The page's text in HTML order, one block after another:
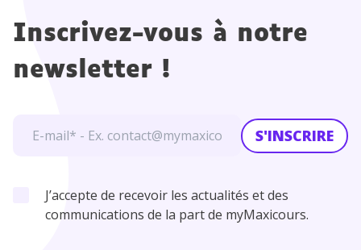
Inscrivez-vous à notre
newsletter !
S'INSCRIRE
J’accepte de recevoir les actualités et des
communications de la part de myMaxicours.